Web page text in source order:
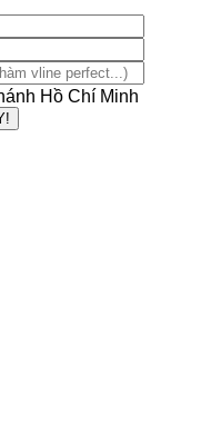
Hồ Chí Minh